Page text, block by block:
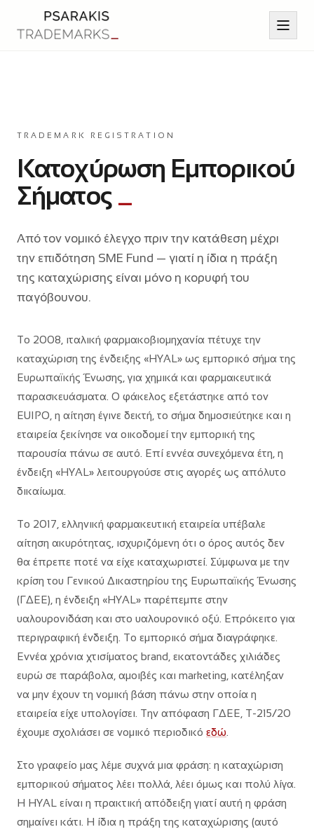
Άρθρα
TRADEMARK REGISTRATION
Κατοχύρωση Εμπορικού
Σήματος
Από τον νομικό έλεγχο πριν την κατάθεση μέχρι
την επιδότηση SME Fund — γιατί η ίδια η πράξη
της καταχώρισης είναι μόνο η κορυφή του
παγόβουνου.
Το 2008, ιταλική φαρμακοβιομηχανία πέτυχε την
καταχώριση της ένδειξης «HYAL» ως εμπορικό σήμα της
Ευρωπαϊκής Ένωσης, για χημικά και φαρμακευτικά
παρασκευάσματα. Ο φάκελος εξετάστηκε από τον
EUIPO, η αίτηση έγινε δεκτή, το σήμα δημοσιεύτηκε και η
εταιρεία ξεκίνησε να οικοδομεί την εμπορική της
παρουσία πάνω σε αυτό. Επί εννέα συνεχόμενα έτη, η
ένδειξη «HYAL» λειτουργούσε στις αγορές ως απόλυτο
δικαίωμα.
Το 2017, ελληνική φαρμακευτική εταιρεία υπέβαλε
αίτηση ακυρότητας, ισχυριζόμενη ότι ο όρος αυτός δεν
θα έπρεπε ποτέ να είχε καταχωριστεί. Σύμφωνα με την
κρίση του Γενικού Δικαστηρίου της Ευρωπαϊκής Ένωσης
(ΓΔΕΕ), η ένδειξη «HYAL» παρέπεμπε στην
υαλουρονιδάση και στο υαλουρονικό οξύ. Επρόκειτο για
περιγραφική ένδειξη. Το εμπορικό σήμα διαγράφηκε.
Εννέα χρόνια χτισίματος brand, εκατοντάδες χιλιάδες
ευρώ σε παράβολα, αμοιβές και marketing, κατέληξαν
να μην έχουν τη νομική βάση πάνω στην οποία η
εταιρεία είχε υπολογίσει. Την απόφαση ΓΔΕΕ, Τ-215/20
έχουμε σχολιάσει σε νομικό περιοδικό εδώ
Στο γραφείο μας λέμε συχνά μια φράση: η καταχώριση
εμπορικού σήματος λέει πολλά, λέει όμως και πολύ λίγα.
Η HYAL είναι η πρακτική απόδειξη γιατί αυτή η φράση
σημαίνει κάτι. Η ίδια η πράξη της καταχώρισης (αυτό